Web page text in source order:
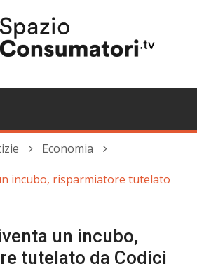
Economia
incubo, risparmiatore tutelato
un incubo,
tutelato da Codici